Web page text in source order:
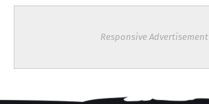
Responsive Advertisement